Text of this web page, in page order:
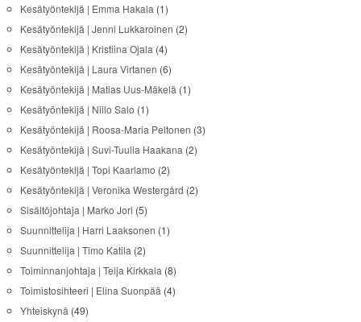
Kesätyöntekijä | Emma Hakala (1)
Kesätyöntekijä | Jenni Lukkaroinen (2)
Kesätyöntekijä | Kristiina Ojala (4)
Kesätyöntekijä | Laura Virtanen (6)
Kesätyöntekijä | Matias Uus-Mäkelä (1)
Kesätyöntekijä | Niilo Salo (1)
Kesätyöntekijä | Roosa-Maria Peltonen (3)
Kesätyöntekijä | Suvi-Tuulia Haakana (2)
Kesätyöntekijä | Topi Kaarlamo (2)
Kesätyöntekijä | Veronika Westergård (2)
Sisältöjohtaja | Marko Jori (5)
Suunnittelija | Harri Laaksonen (1)
Suunnittelija | Timo Katila (2)
Toiminnanjohtaja | Teija Kirkkala (8)
Toimistosihteeri | Elina Suonpää (4)
Yhteiskynä (49)